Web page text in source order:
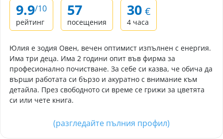
9.9/10
рейтинг
57
посещения
30 €
4 часа
Юлия е зодия Овен, вечен оптимист изпълнен с енергия.
Има три деца. Има 2 години опит във фирма за
професионално почистване. За себе си казва, че обича да
върши работата си бързо и акуратно с внимание към
детайла. През свободното си време се грижи за цветята
си или чете книга.
(разгледайте пълния профил)